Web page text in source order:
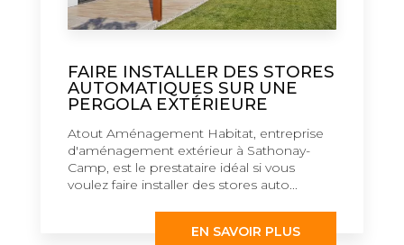
FAIRE INSTALLER DES STORES
AUTOMATIQUES SUR UNE
PERGOLA EXTÉRIEURE
Atout Aménagement Habitat, entreprise
d'aménagement extérieur à Sathonay-
Camp, est le prestataire idéal si vous
voulez faire installer des stores auto...
EN SAVOIR PLUS